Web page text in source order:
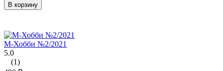
В корзину
М-Хобби №2/2021
5.0
(1)